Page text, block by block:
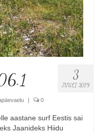
3
JUULI 2019
| 0
aastane surf Eestis sai
Jaanideks Hiidu